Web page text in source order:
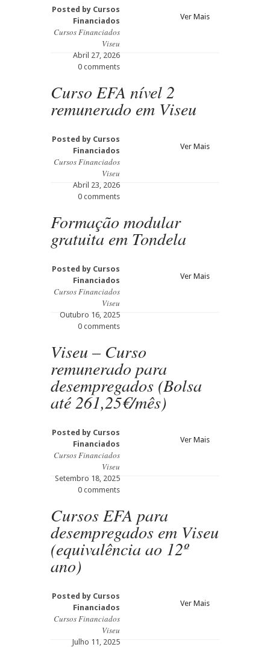
Posted by Cursos
Financiados
Cursos Financiados
Viseu
Abril 27, 2026
0 comments
Ver Mais
Curso EFA nível 2
remunerado em Viseu
Posted by Cursos
Financiados
Cursos Financiados
Viseu
Abril 23, 2026
0 comments
Ver Mais
Formação modular
gratuita em Tondela
Posted by Cursos
Financiados
Cursos Financiados
Viseu
Outubro 16, 2025
0 comments
Ver Mais
Viseu – Curso
remunerado para
desempregados (Bolsa
até 261,25€/mês)
Posted by Cursos
Financiados
Cursos Financiados
Viseu
Setembro 18, 2025
0 comments
Ver Mais
Cursos EFA para
desempregados em Viseu
(equivalência ao 12º
ano)
Posted by Cursos
Financiados
Cursos Financiados
Viseu
Julho 11, 2025
Ver Mais